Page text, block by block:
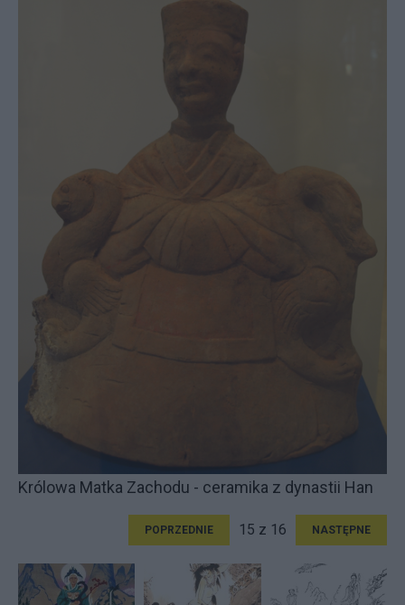
Królowa Matka Zachodu - ceramika z dynastii Han
POPRZEDNIE 15 z 16 NASTĘPNE